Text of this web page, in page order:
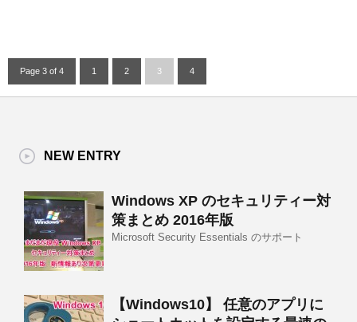
Page 3 of 4 1 2 3 4
NEW ENTRY
Windows XP のセキュリティー対
策まとめ 2016年版
Microsoft Security Essentials のサポート
【Windows10】 任意のアプリに